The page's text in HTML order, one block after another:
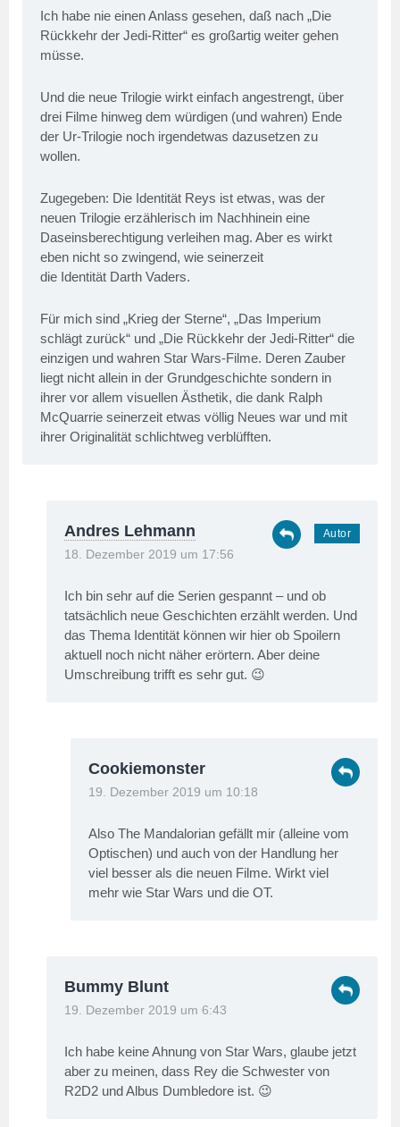
Ich habe nie einen Anlass gesehen, daß nach „Die
Rückkehr der Jedi-Ritter“ es großartig weiter gehen
müsse.
Und die neue Trilogie wirkt einfach angestrengt, über
drei Filme hinweg dem würdigen (und wahren) Ende
der Ur-Trilogie noch irgendetwas dazusetzen zu
wollen.
Zugegeben: Die Identität Reys ist etwas, was der
neuen Trilogie erzählerisch im Nachhinein eine
Daseinsberechtigung verleihen mag. Aber es wirkt
eben nicht so zwingend, wie seinerzeit
die Identität Darth Vaders.
Für mich sind „Krieg der Sterne“, „Das Imperium
schlägt zurück“ und „Die Rückkehr der Jedi-Ritter“ die
einzigen und wahren Star Wars-Filme. Deren Zauber
liegt nicht allein in der Grundgeschichte sondern in
ihrer vor allem visuellen Ästhetik, die dank Ralph
McQuarrie seinerzeit etwas völlig Neues war und mit
ihrer Originalität schlichtweg verblüfften.
Andres Lehmann
18. Dezember 2019 um 17:56
Ich bin sehr auf die Serien gespannt – und ob
tatsächlich neue Geschichten erzählt werden. Und
das Thema Identität können wir hier ob Spoilern
aktuell noch nicht näher erörtern. Aber deine
Umschreibung trifft es sehr gut. 😉
Cookiemonster
19. Dezember 2019 um 10:18
Also The Mandalorian gefällt mir (alleine vom
Optischen) und auch von der Handlung her
viel besser als die neuen Filme. Wirkt viel
mehr wie Star Wars und die OT.
Bummy Blunt
19. Dezember 2019 um 6:43
Ich habe keine Ahnung von Star Wars, glaube jetzt
aber zu meinen, dass Rey die Schwester von
R2D2 und Albus Dumbledore ist. 😉